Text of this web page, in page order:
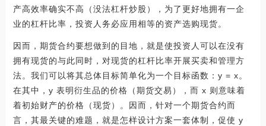
产高效率确实不高（没法杠杆炒股），为了更好地拥有一企
业的杠杆比率，投资人务必应用相等的资产选购现货。
因而，期货合约要想做到的目地，就是使投资人可以在没有
拥有现货的与此同时，对现货的杠杆比率开展买卖和管理方
法。我们可以将其总体目标简单化为一个目标函数：y = x。
在其中，y 表明衍生品的价格（期货交易），而 x 则意味着
着初始财产的价格（现货）。因而，针对一个期货合约而
言，其最关键的难题，就是怎样设计方案一套体制，促使 y